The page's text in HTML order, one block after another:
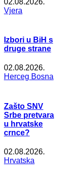
Vjera
Izbori u BiH s
druge strane
02.08.2026.
Herceg Bosna
Zašto SNV
Srbe pretvara
u hrvatske
crnce?
02.08.2026.
Hrvatska